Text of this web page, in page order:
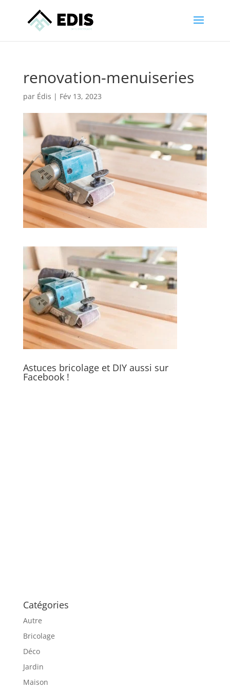
renovation-menuiseries
par Édis | Fév 13, 2023
Astuces bricolage et DIY aussi sur
Facebook !
Catégories
Autre
Bricolage
Déco
Jardin
Maison